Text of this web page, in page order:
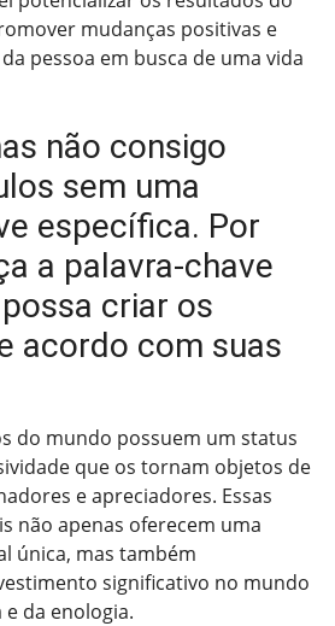
mudanças positivas e
pessoa em busca de uma vida
não consigo
sem uma
específica. Por
a palavra-chave
criar os
acordo com suas
do mundo possuem um status
que os tornam objetos de
e apreciadores. Essas
não apenas oferecem uma
única, mas também
significativo no mundo
da enologia.